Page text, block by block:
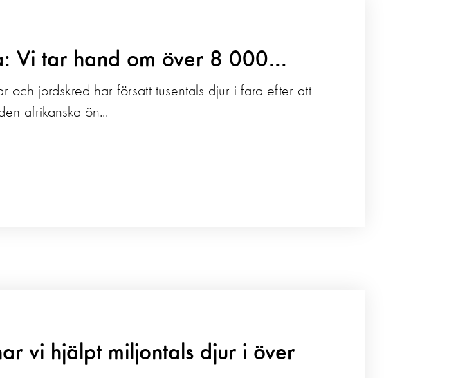
Vi tar hand om över 8 000...
och jordskred har försatt tusentals djur i fara efter att
afrikanska ön...
vi hjälpt miljontals djur i över